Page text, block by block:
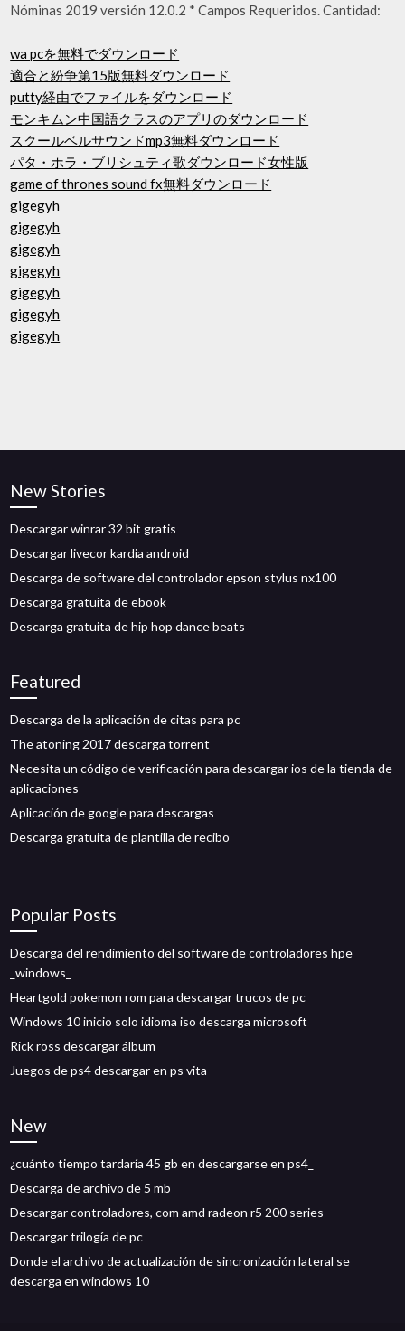
Nóminas 2019 versión 12.0.2 * Campos Requeridos. Cantidad:
wa pcを無料でダウンロード
適合と紛争第15版無料ダウンロード
putty経由でファイルをダウンロード
モンキムン中国語クラスのアプリのダウンロード
スクールベルサウンドmp3無料ダウンロード
パタ・ホラ・ブリシュティ歌ダウンロード女性版
game of thrones sound fx無料ダウンロード
gigegyh
gigegyh
gigegyh
gigegyh
gigegyh
gigegyh
gigegyh
New Stories
Descargar winrar 32 bit gratis
Descargar livecor kardia android
Descarga de software del controlador epson stylus nx100
Descarga gratuita de ebook
Descarga gratuita de hip hop dance beats
Featured
Descarga de la aplicación de citas para pc
The atoning 2017 descarga torrent
Necesita un código de verificación para descargar ios de la tienda de
aplicaciones
Aplicación de google para descargas
Descarga gratuita de plantilla de recibo
Popular Posts
Descarga del rendimiento del software de controladores hpe
_windows_
Heartgold pokemon rom para descargar trucos de pc
Windows 10 inicio solo idioma iso descarga microsoft
Rick ross descargar álbum
Juegos de ps4 descargar en ps vita
New
¿cuánto tiempo tardaría 45 gb en descargarse en ps4_
Descarga de archivo de 5 mb
Descargar controladores, com amd radeon r5 200 series
Descargar trilogía de pc
Donde el archivo de actualización de sincronización lateral se
descarga en windows 10